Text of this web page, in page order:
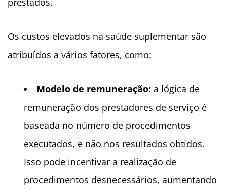
Os custos elevados na saúde suplementar são
atribuídos a vários fatores, como:
Modelo de remuneração: a lógica de
remuneração dos prestadores de serviço é
baseada no número de procedimentos
executados, e não nos resultados obtidos.
Isso pode incentivar a realização de
procedimentos desnecessários, aumentando